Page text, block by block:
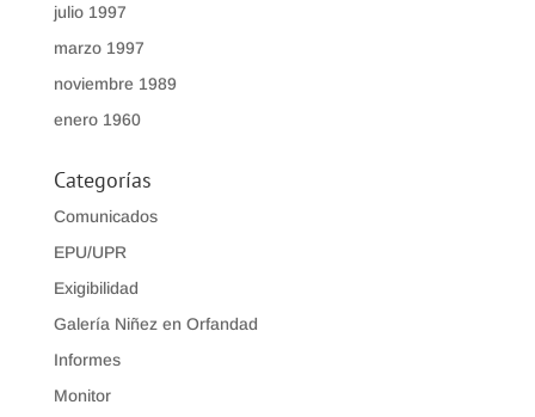
julio 1997
marzo 1997
noviembre 1989
enero 1960
Categorías
Comunicados
EPU/UPR
Exigibilidad
Galería Niñez en Orfandad
Informes
Monitor